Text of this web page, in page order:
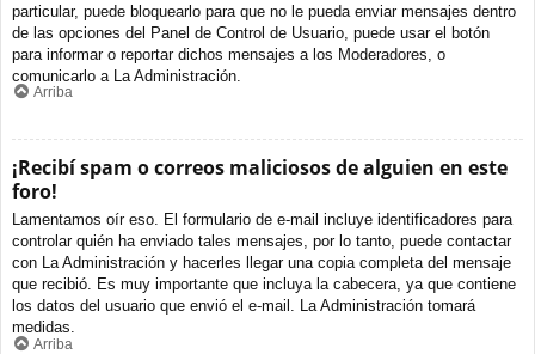
particular, puede bloquearlo para que no le pueda enviar mensajes dentro
de las opciones del Panel de Control de Usuario, puede usar el botón
para informar o reportar dichos mensajes a los Moderadores, o
comunicarlo a La Administración.
Arriba
¡Recibí spam o correos maliciosos de alguien en este
foro!
Lamentamos oír eso. El formulario de e-mail incluye identificadores para
controlar quién ha enviado tales mensajes, por lo tanto, puede contactar
con La Administración y hacerles llegar una copia completa del mensaje
que recibió. Es muy importante que incluya la cabecera, ya que contiene
los datos del usuario que envió el e-mail. La Administración tomará
medidas.
Arriba